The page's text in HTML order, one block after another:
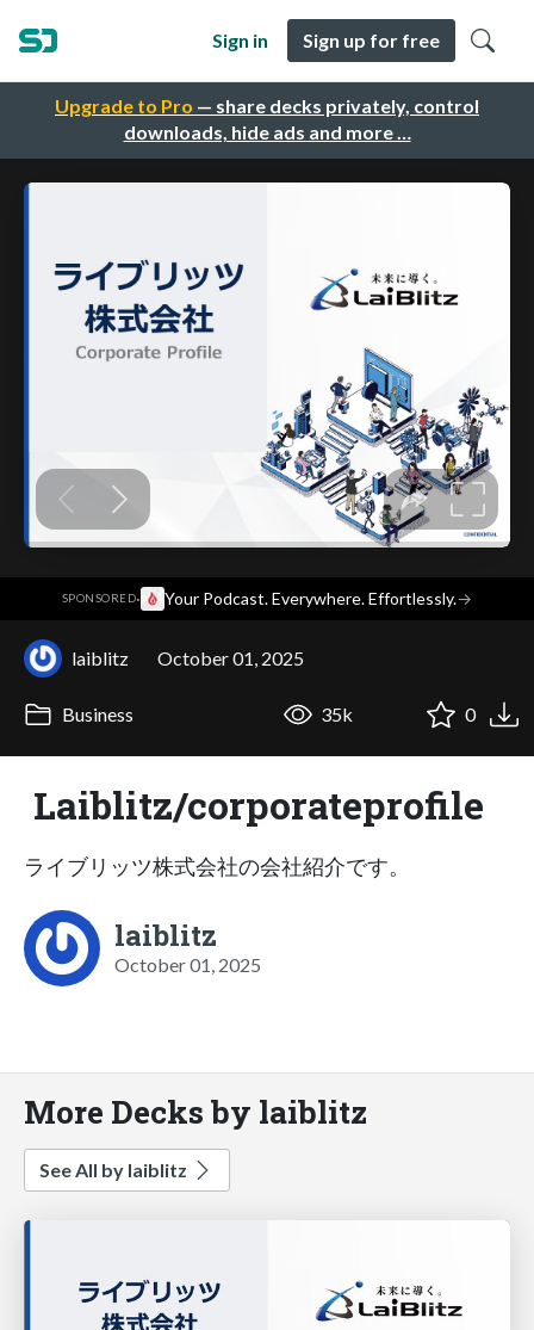
Upgrade to Pro — share decks privately, control
downloads, hide ads and more …
Sign in Sign up for free
SPONSORED· Your Podcast. Everywhere. Effortlessly.→
laiblitz October 01, 2025
Business 35k 0
Laiblitz/corporateprofile
ライブリッツ株式会社の会社紹介です。
laiblitz
October 01, 2025
More Decks by laiblitz
See All by laiblitz